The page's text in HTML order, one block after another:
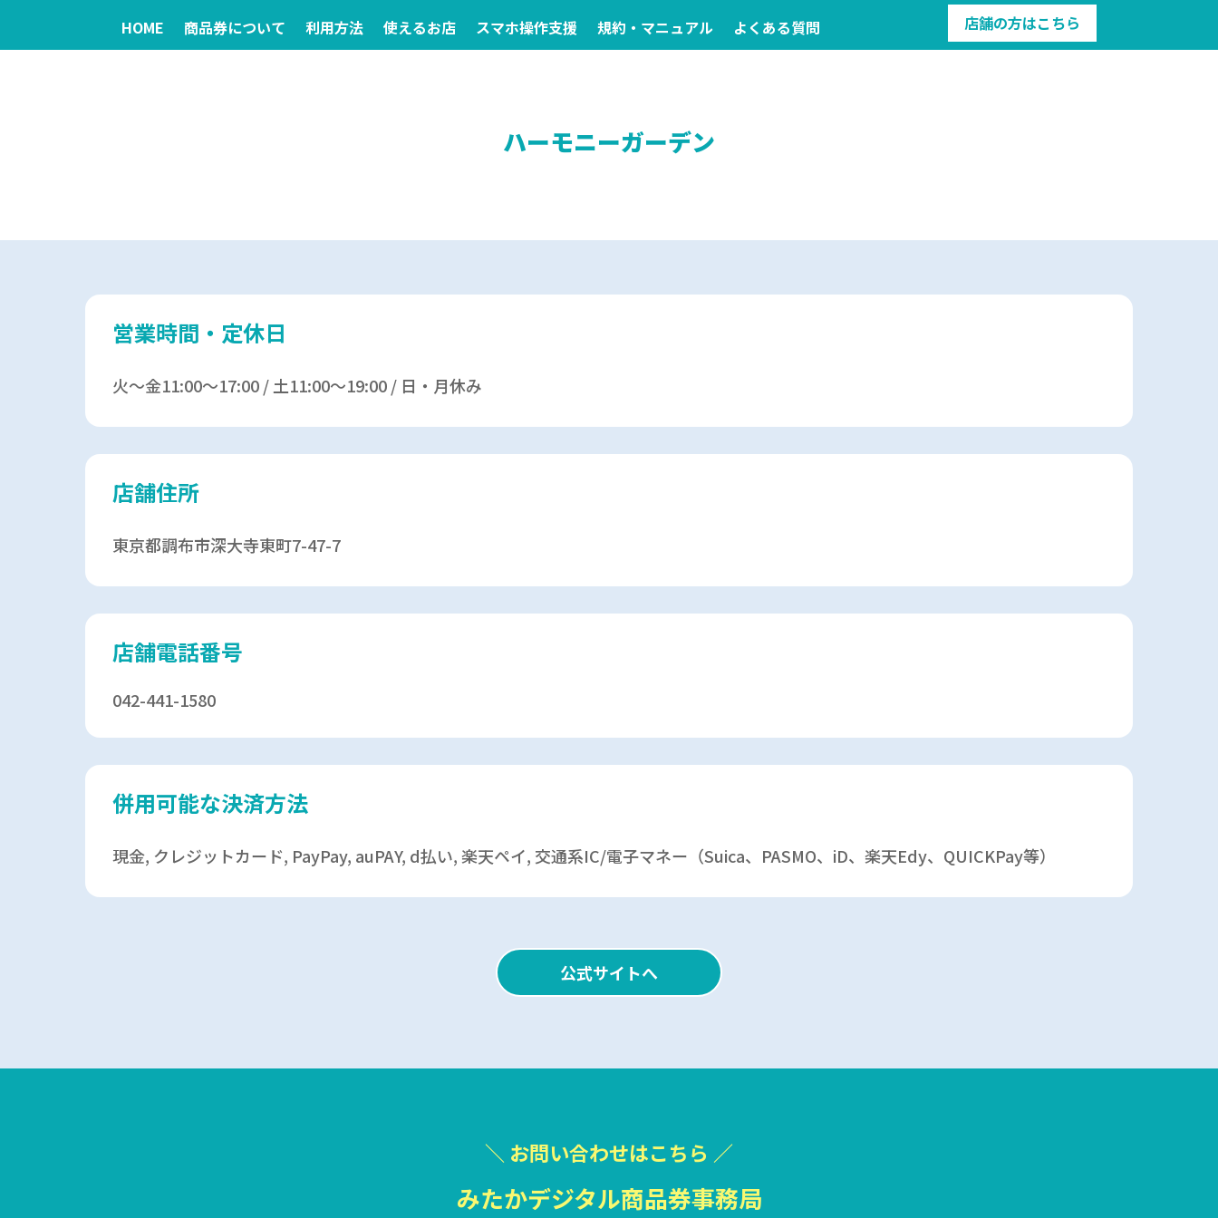
HOME 商品券について 利用方法 使えるお店 スマホ操作支援 規約・マニュアル よくある質問 店舗の方はこちら
ハーモニーガーデン
営業時間・定休日
火～金11:00～17:00 / 土11:00～19:00 / 日・月休み
店舗住所
東京都調布市深大寺東町7-47-7
店舗電話番号
042-441-1580
併用可能な決済方法
現金, クレジットカード, PayPay, auPAY, d払い, 楽天ペイ, 交通系IC/電子マネー（Suica、PASMO、iD、楽天Edy、QUICKPay等）
公式サイトへ
＼ お問い合わせはこちら ／
みたかデジタル商品券事務局